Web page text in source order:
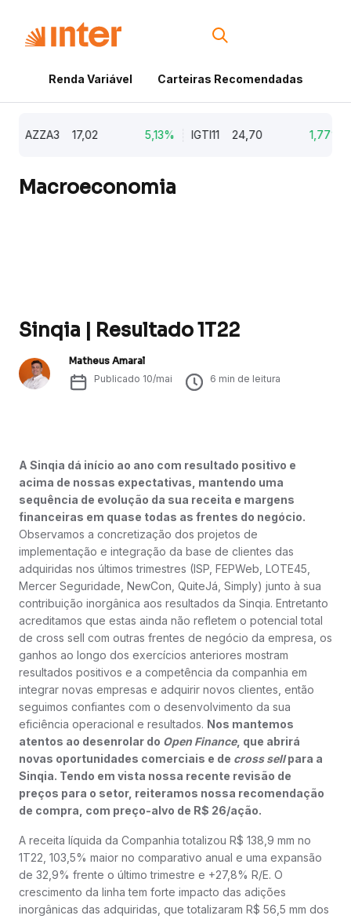
Renda Variável Carteiras Recomendadas
AZZA3 17,02 5,13% IGTI11 24,70 1,77%
Macroeconomia
Sinqia | Resultado 1T22
Matheus Amaral
Publicado 10/mai 6 min de leitura
A Sinqia dá início ao ano com resultado positivo e
acima de nossas expectativas, mantendo uma
sequência de evolução da sua receita e margens
financeiras em quase todas as frentes do negócio.
Observamos a concretização dos projetos de
implementação e integração da base de clientes das
adquiridas nos últimos trimestres (ISP, FEPWeb, LOTE45,
Mercer Seguridade, NewCon, QuiteJá, Simply) junto à sua
contribuição inorgânica aos resultados da Sinqia. Entretanto
acreditamos que estas ainda não refletem o potencial total
de cross sell com outras frentes de negócio da empresa, os
ganhos ao longo dos exercícios anteriores mostram
resultados positivos e a competência da companhia em
integrar novas empresas e adquirir novos clientes, então
seguimos confiantes com o desenvolvimento da sua
eficiência operacional e resultados. Nos mantemos
atentos ao desenrolar do Open Finance, que abrirá
novas oportunidades comerciais e de cross sellpara a
Sinqia. Tendo em vista nossa recente revisão de
preços para o setor, reiteramos nossa recomendação
de compra, com preço-alvo de R$ 26/ação.
A receita líquida da Companhia totalizou R$ 138,9 mm no
1T22, 103,5% maior no comparativo anual e uma expansão
de 32,9% frente o último trimestre e +27,8% R/E. O
crescimento da linha tem forte impacto das adições
inorgânicas das adquiridas, que totalizaram R$ 56,5 mm dos